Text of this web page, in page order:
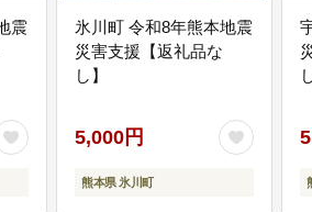
震
氷川町 令和8年熊本地震
災害支援【返礼品な
し】
5,000円
熊本県 氷川町